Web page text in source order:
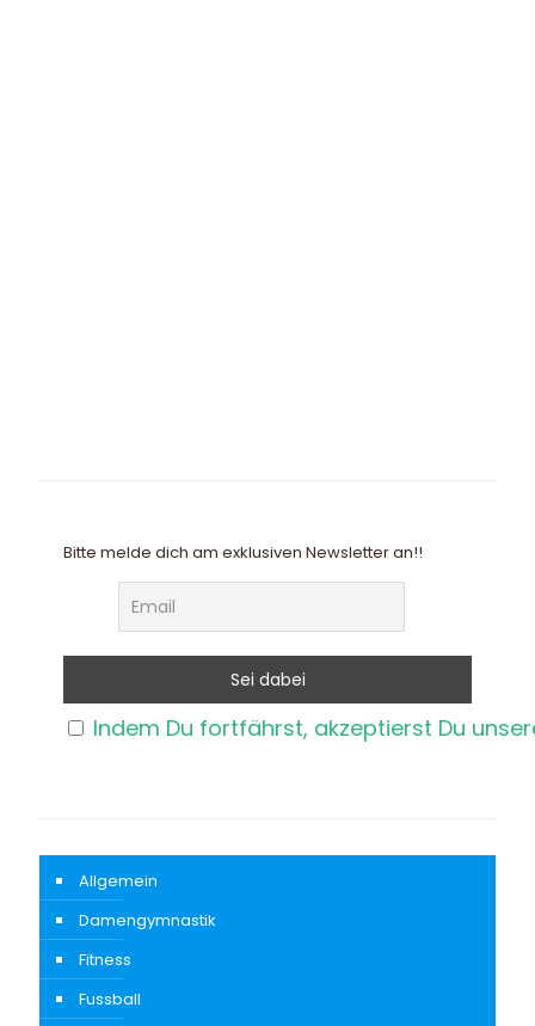
Bitte melde dich am exklusiven Newsletter an!!
Indem Du fortfährst, akzeptierst Du
Allgemein
Damengymnastik
Fitness
Fussball